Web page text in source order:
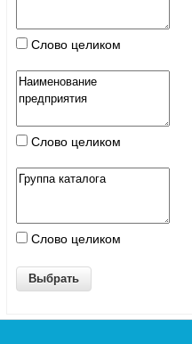
Слово целиком
Слово целиком
Слово целиком